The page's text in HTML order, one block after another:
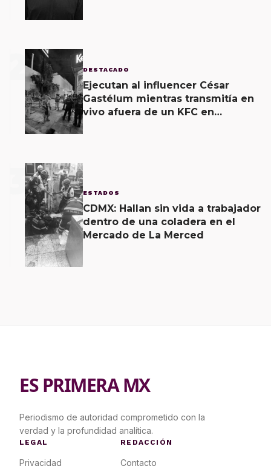
2 DESTACADO
Ejecutan al influencer César
Gastélum mientras transmitía en
vivo afuera de un KFC en
3 ESTADOS
CDMX: Hallan sin vida a trabajador
dentro de una coladera en el
Mercado de La Merced
ES PRIMERA MX
Periodismo de autoridad comprometido con la
verdad y la profundidad analítica.
LEGAL
Privacidad
REDACCIÓN
Contacto